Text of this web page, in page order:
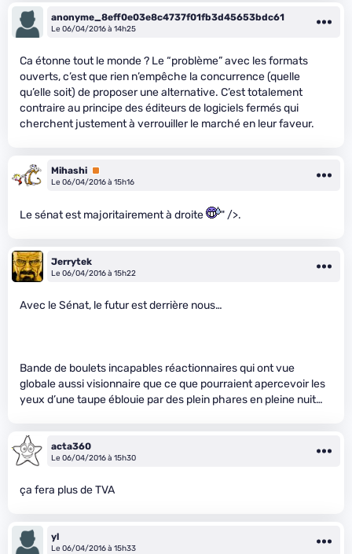
anonyme_8eff0e03e8c4737f01fb3d45653bdc61
Le 06/04/2016 à 14h25
Ca étonne tout le monde ? Le “problème” avec les formats
ouverts, c’est que rien n’empêche la concurrence (quelle
qu’elle soit) de proposer une alternative. C’est totalement
contraire au principe des éditeurs de logiciels fermés qui
cherchent justement à verrouiller le marché en leur faveur.
Mihashi Premium
Le 06/04/2016 à 15h16
Le sénat est majoritairement à droite " />.
Jerrytek
Le 06/04/2016 à 15h22
Avec le Sénat, le futur est derrière nous…
Bande de boulets incapables réactionnaires qui ont vue
globale aussi visionnaire que ce que pourraient apercevoir les
yeux d’une taupe éblouie par des plein phares en pleine nuit…
acta360
Le 06/04/2016 à 15h30
ça fera plus de TVA
yl
Le 06/04/2016 à 15h33